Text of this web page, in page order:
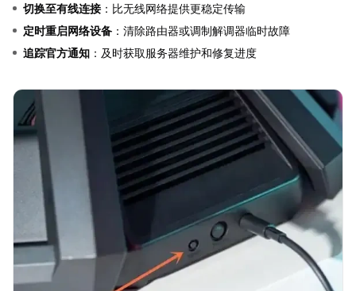
切换至有线连接 ：比无线网络提供更稳定传输
定时重启网络设备 ：清除路由器或调制解调器临时故障
追踪官方通知 ：及时获取服务器维护和修复进度